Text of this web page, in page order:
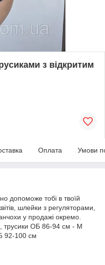
з відкритим
Оплата Умови
допоможе тобі в твоїй
шлейки з регуляторами,
у продажі окремо.
трусики ОБ 86-94 см - M
92-100 см